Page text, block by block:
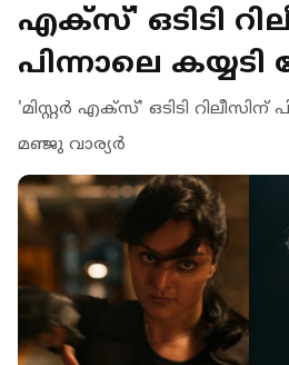
എക്സ്' ഒടിടി
പിന്നാലെ കയ്യടി
'മിസ്റ്റർ എക്സ്' ഒടിടി റിലീസിന്
മഞ്ജു വാര്യർ